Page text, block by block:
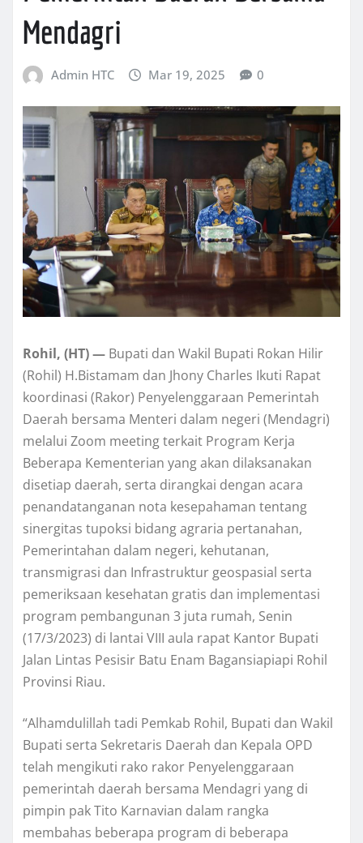
Mendagri
Admin HTC Mar 19, 2025 0
Rohil, (HT) — Bupati dan Wakil Bupati Rokan Hilir
(Rohil) H.Bistamam dan Jhony Charles Ikuti Rapat
koordinasi (Rakor) Penyelenggaraan Pemerintah
Daerah bersama Menteri dalam negeri (Mendagri)
melalui Zoom meeting terkait Program Kerja
Beberapa Kementerian yang akan dilaksanakan
disetiap daerah, serta dirangkai dengan acara
penandatanganan nota kesepahaman tentang
sinergitas tupoksi bidang agraria pertanahan,
Pemerintahan dalam negeri, kehutanan,
transmigrasi dan Infrastruktur geospasial serta
pemeriksaan kesehatan gratis dan implementasi
program pembangunan 3 juta rumah, Senin
(17/3/2023) di lantai VIII aula rapat Kantor Bupati
Jalan Lintas Pesisir Batu Enam Bagansiapiapi Rohil
Provinsi Riau.
“Alhamdulillah tadi Pemkab Rohil, Bupati dan Wakil
Bupati serta Sekretaris Daerah dan Kepala OPD
telah mengikuti rako rakor Penyelenggaraan
pemerintah daerah bersama Mendagri yang di
pimpin pak Tito Karnavian dalam rangka
membahas beberapa program di beberapa